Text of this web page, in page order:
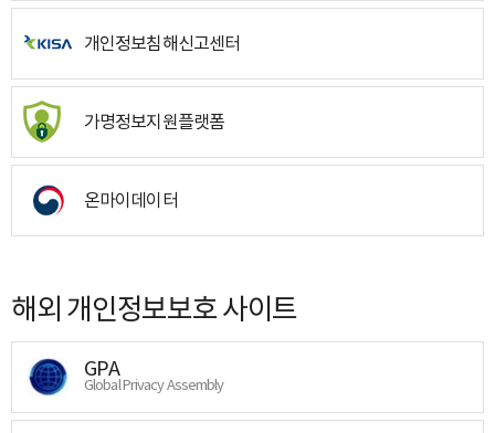
개인정보침해신고센터
가명정보지원플랫폼
온마이데이터
해외 개인정보보호 사이트
GPA
Global Privacy Assembly